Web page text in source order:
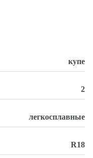
купе
2
легкосплавные
R18